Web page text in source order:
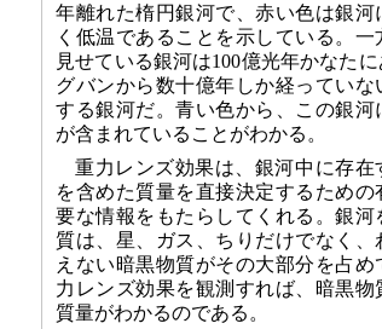
年離れた楕円銀河で、赤い色は銀河
く低温であることを示している。
見せている銀河は100億光年かなた
グバンから数十億年しか経っていな
する銀河だ。青い色から、この銀河
が含まれていることがわかる。
重力レンズ効果は、銀河中に存在
を含めた質量を直接決定するため
要な情報をもたらしてくれる。銀河
質は、星、ガス、ちりだけでなく、
えない暗黒物質がその大部分を占
力レンズ効果を観測すれば、暗黒
質量がわかるのである。